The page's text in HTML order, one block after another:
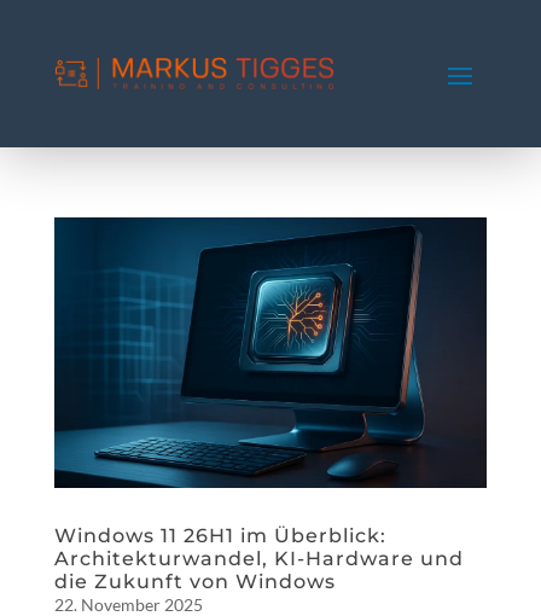
Windows 11 26H1 im Überblick:
Architekturwandel, KI-Hardware und
die Zukunft von Windows
22. November 2025